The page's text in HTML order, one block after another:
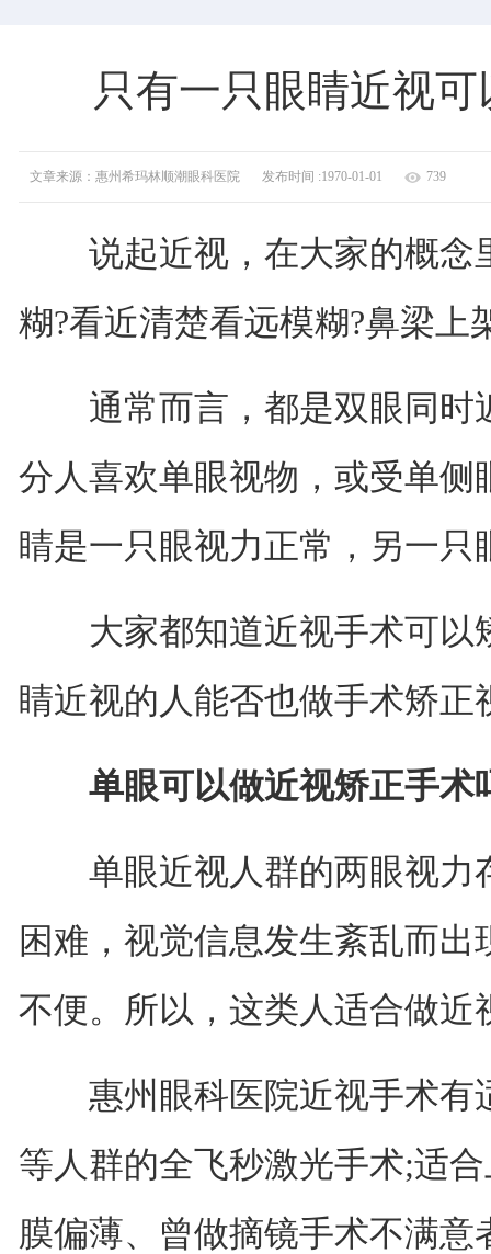
只有一只眼睛近视
文章来源：惠州希玛林顺潮眼科医院 发布时间 :1970-01-01 739
说起近视，在大家的概念
糊?看近清楚看远模糊?鼻梁上
通常而言，都是双眼同时
分人喜欢单眼视物，或受单
睛是一只眼视力正常，另一只
大家都知道近视手术可以
睛近视的人能否也做手术矫正
单眼可以做近视矫正手术
单眼近视人群的两眼视力
困难，视觉信息发生紊乱而
不便。所以，这类人适合做近
惠州眼科医院近视手术有
等人群的全飞秒激光手术;适
膜偏薄、曾做摘镜手术不满